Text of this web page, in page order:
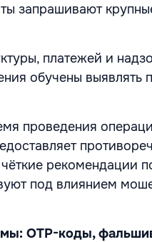
запрашивают
платежей и
обучены выявлять
проведения
рекомендации
под влиянием
OTP-коды,